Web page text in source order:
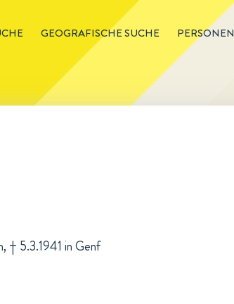
GEOGRAFISCHE SUCHE PERSONEN
† 5.3.1941 in Genf